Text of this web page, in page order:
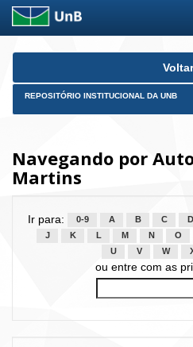
Skip
Voltar
REPOSITÓRIO INSTITUCIONAL DA UNB
Navegando por
Martins
Ir para: 0-9 A B C D
J
K L M N O
U
V W
ou entre com as